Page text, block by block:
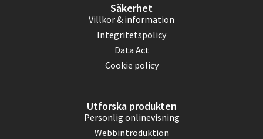
Säkerhet
Villkor & information
Integritetspolicy
Data Act
Cookie policy
Utforska produkten
Personlig onlinevisning
Webbintroduktion